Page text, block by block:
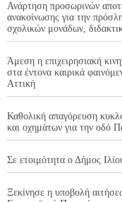
Ανάρτηση προσωρινών
ανακοίνωσης για την
σχολικών μονάδων,
Άμεση η επιχειρησιακή
στα έντονα καιρικά
Αττική
Καθολική απαγόρευση
και οχημάτων για την οδό
Σε ετοιμότητα ο Δήμος
Ξεκίνησε η υποβολή